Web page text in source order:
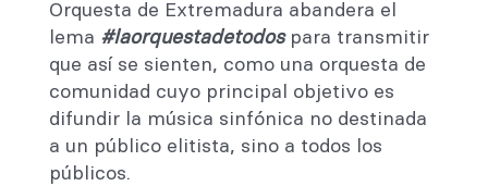
Orquesta de Extremadura abandera el
lema #laorquestadetodospara transmitir
que así se sienten, como una orquesta de
comunidad cuyo principal objetivo es
difundir la música sinfónica no destinada
a un público elitista, sino a todos los
públicos.